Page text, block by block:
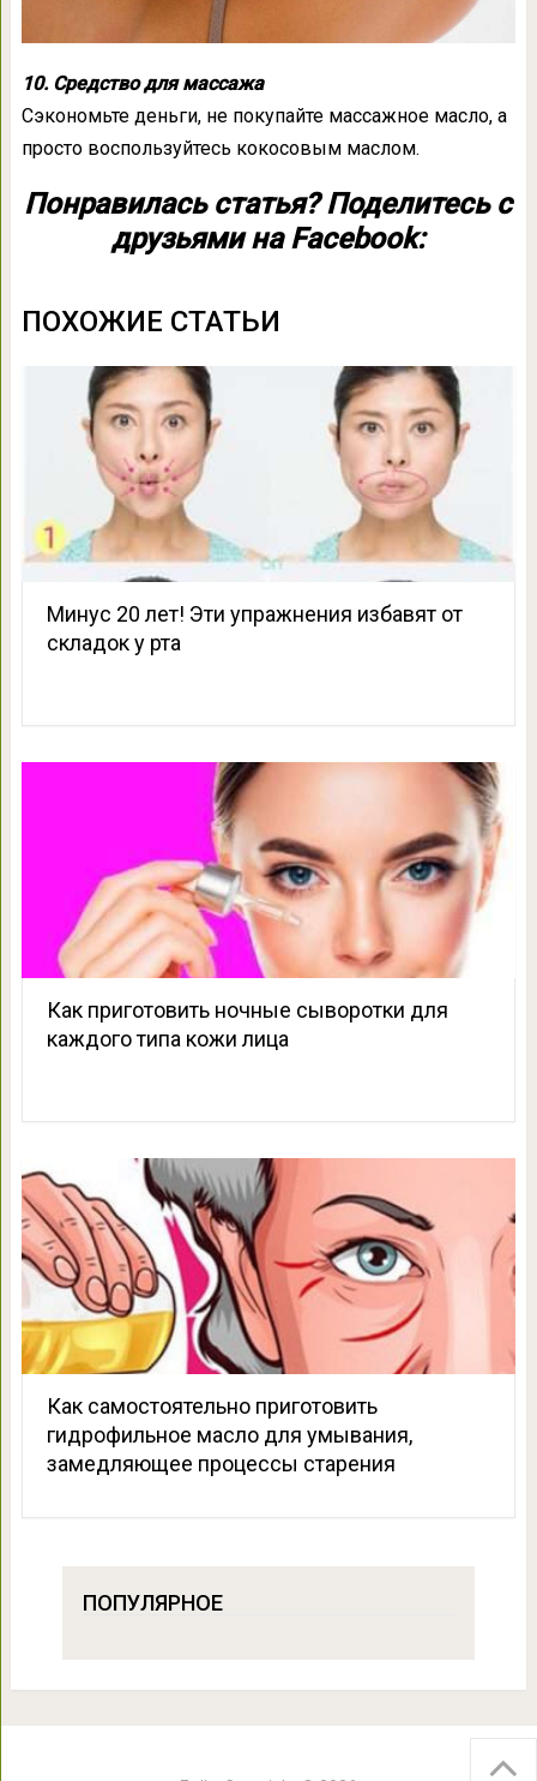
10. Средство для массажа
Сэкономьте деньги, не покупайте массажное масло, а
просто воспользуйтесь кокосовым маслом.
Понравилась статья? Поделитесь с
друзьями на Facebook:
ПОХОЖИЕ СТАТЬИ
Минус 20 лет! Эти упражнения избавят от
складок у рта
Как приготовить ночные сыворотки для
каждого типа кожи лица
Как самостоятельно приготовить
гидрофильное масло для умывания,
замедляющее процессы старения
ПОПУЛЯРНОЕ